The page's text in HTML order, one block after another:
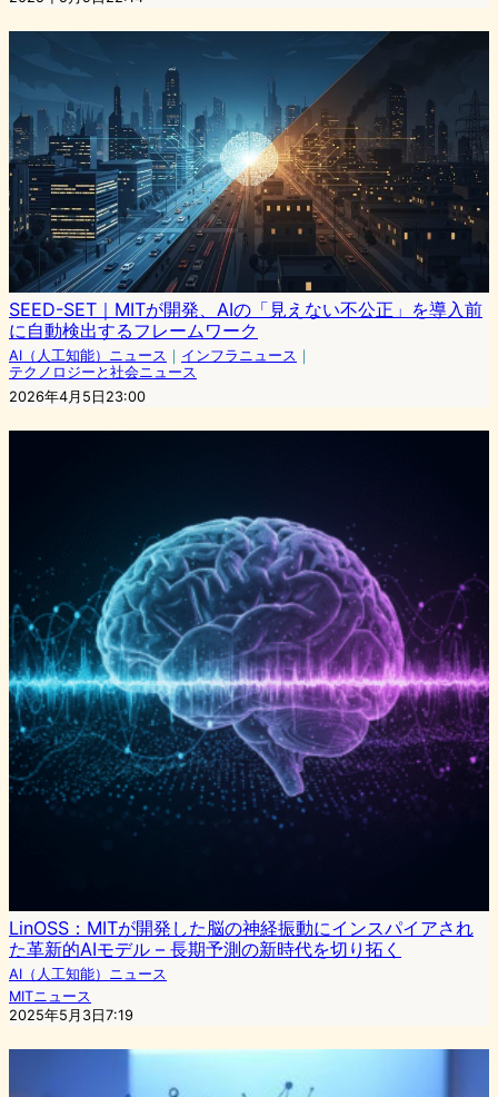
SEED-SET｜MITが開発、AIの「見えない不公正」を導入前
に自動検出するフレームワーク
AI（人工知能）ニュース ｜ インフラニュース ｜
テクノロジーと社会ニュース
2026年4月5日23:00
LinOSS：MITが開発した脳の神経振動にインスパイアされ
た革新的AIモデル – 長期予測の新時代を切り拓く
AI（人工知能）ニュース
MITニュース
2025年5月3日7:19